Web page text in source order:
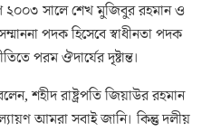
২০০৩ সালে শেখ মুজিবুর রহমান ও
পদক হিসেবে স্বাধীনতা পদক
পরম ঔদার্যের দৃষ্টান্ত।
শহীদ রাষ্ট্রপতি জিয়াউর রহমান
আমরা সবাই জানি। কিন্তু দলীয়